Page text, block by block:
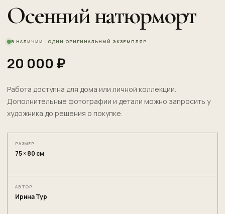
Осенний натюрморт
В НАЛИЧИИ · ОДИН ОРИГИНАЛЬНЫЙ ЭКЗЕМПЛЯР
20 000 ₽
Работа доступна для дома или личной коллекции.
Дополнительные фотографии и детали можно запросить у
художника до решения о покупке.
РАЗМЕР
75 × 80 см
АВТОР
Ирина Тур